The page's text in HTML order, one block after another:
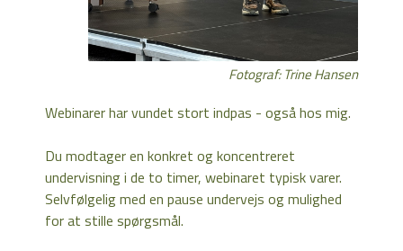
Fotograf: Trine Hansen
Webinarer har vundet stort indpas - også hos mig.
Du modtager en konkret og koncentreret
undervisning i de to timer, webinaret typisk varer.
Selvfølgelig med en pause undervejs og mulighed
for at stille spørgsmål.